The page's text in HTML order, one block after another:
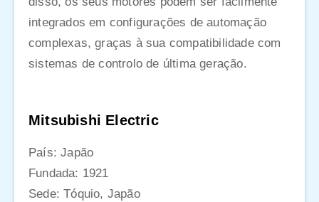
integrados em configurações de automação
complexas, graças à sua compatibilidade com
sistemas de controlo de última geração.
Mitsubishi Electric
País: Japão
Fundada: 1921
Sede: Tóquio, Japão